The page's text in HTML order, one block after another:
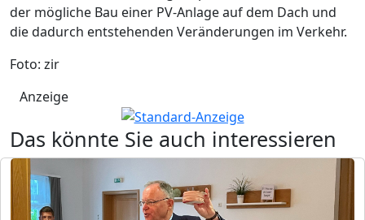
der mögliche Bau einer PV-Anlage auf dem Dach und
die dadurch entstehenden Veränderungen im Verkehr.
Foto: zir
Anzeige
Das könnte Sie auch interessieren